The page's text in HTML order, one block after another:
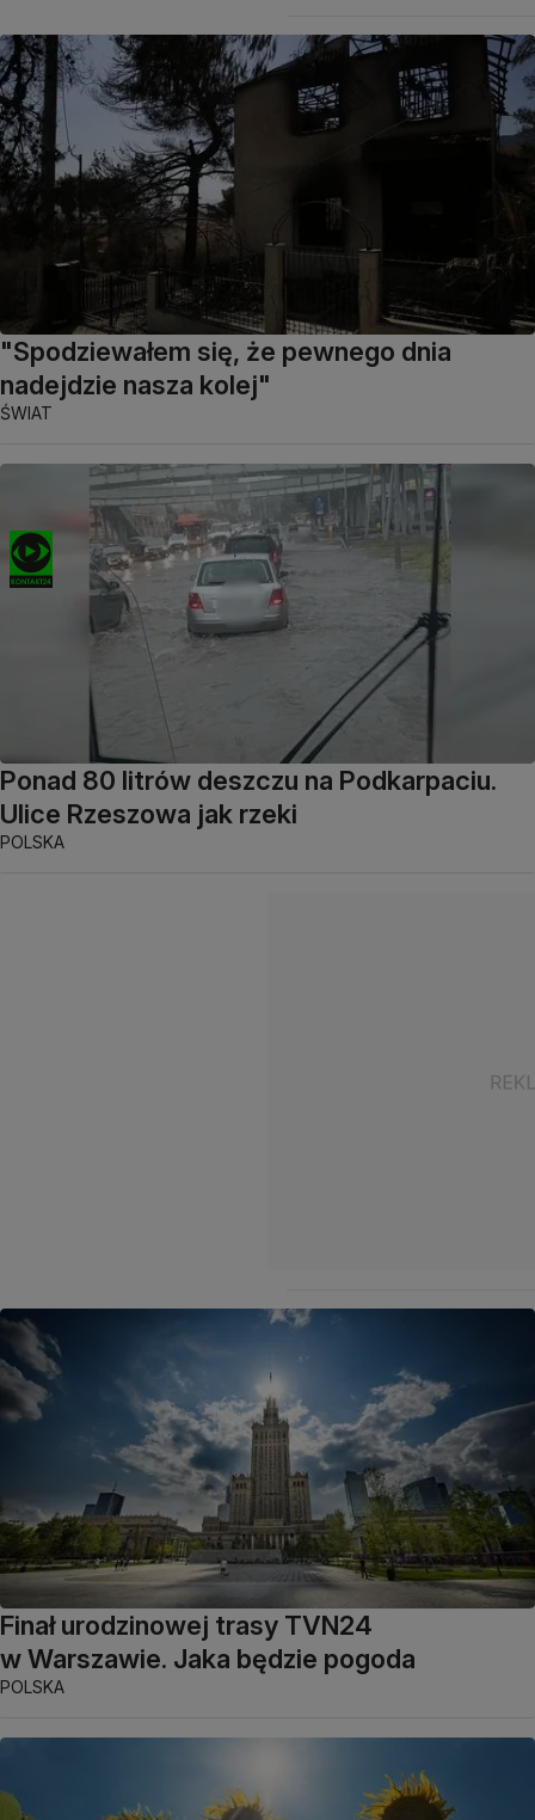
"Spodziewałem się, że pewnego dnia
nadejdzie nasza kolej"
ŚWIAT
Ponad 80 litrów deszczu na Podkarpaciu.
Ulice Rzeszowa jak rzeki
POLSKA
Finał urodzinowej trasy TVN24
w Warszawie. Jaka będzie pogoda
POLSKA